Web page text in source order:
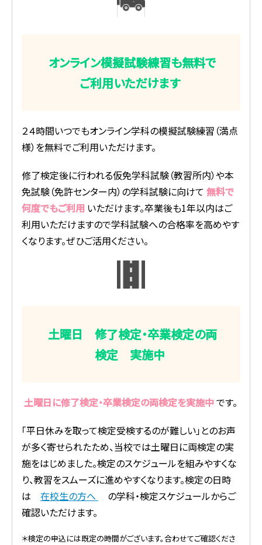
オンライン模擬試験練習も無料で
ご利用いただけます
２４時間いつでもオンライン学科の模擬試験練習（満点
様）を無料でご利用いただけます。
修了検定後に行われる仮免学科試験（教習所内）や本
免試験（免許センター内）の学科試験に向けて 無料で
何度でもご利用 いただけます。卒業後も1年以内はご
利用いただけますので学科試験への合格率を高めやす
くなります。ぜひご活用ください。
土曜日 修了検定・卒業検定の両
検定 実施中
土曜日に修了検定・卒業検定の両検定を実施中です。
「平日休みを取って検定受検するのが難しい」とのお声
が多く寄せられたため、当校では土曜日に両検定の実
施をはじめました。検定のスケジュールを組みやすくな
り、教習をスムーズに進めやすくなります。検定の日時
は 在校生の方へ
の学科・検定スケジュールからご
確認いただけます。
＊検定の申込には既定の時間がございます。合わせてご確認くださ